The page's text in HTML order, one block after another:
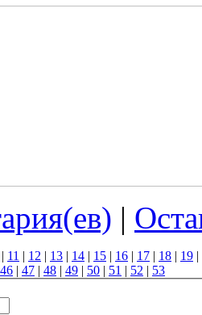
|
| 11 | 12 | 13 | 14 | 15 | 16 | 17 | 18 | 19 |
46 | 47 | 48 | 49 | 50 | 51 | 52 | 53